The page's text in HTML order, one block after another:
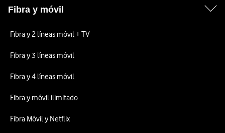
Fibra y móvil
Fibra y 2 líneas móvil + TV
Fibra y 3 líneas móvil
Fibra y 4 líneas móvil
Fibra y móvil ilimitado
Fibra Móvil y Netflix